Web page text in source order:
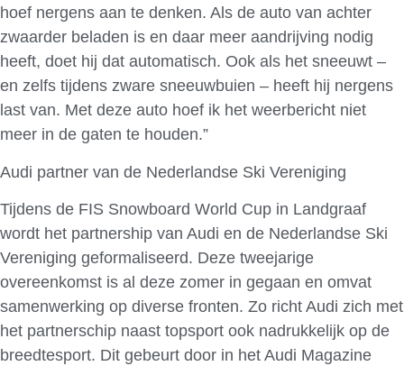
hoef nergens aan te denken. Als de auto van achter
zwaarder beladen is en daar meer aandrijving nodig
heeft, doet hij dat automatisch. Ook als het sneeuwt –
en zelfs tijdens zware sneeuwbuien – heeft hij nergens
last van. Met deze auto hoef ik het weerbericht niet
meer in de gaten te houden.”
Audi partner van de Nederlandse Ski Vereniging
Tijdens de FIS Snowboard World Cup in Landgraaf
wordt het partnership van Audi en de Nederlandse Ski
Vereniging geformaliseerd. Deze tweejarige
overeenkomst is al deze zomer in gegaan en omvat
samenwerking op diverse fronten. Zo richt Audi zich met
het partnerschip naast topsport ook nadrukkelijk op de
breedtesport. Dit gebeurt door in het Audi Magazine